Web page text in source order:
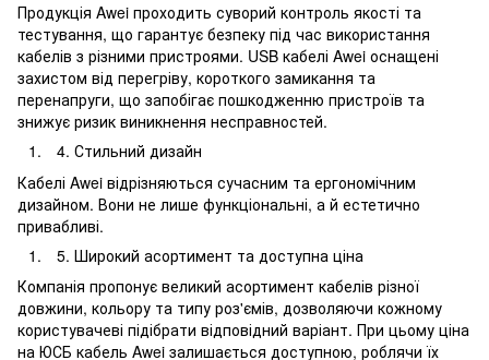
Продукція Awei проходить суворий контроль якості та
тестування, що гарантує безпеку під час використання
кабелів з різними пристроями. USB кабелі Awei оснащені
захистом від перегріву, короткого замикання та
перенапруги, що запобігає пошкодженню пристроїв та
знижує ризик виникнення несправностей.
Стильний дизайн
Кабелі Awei відрізняються сучасним та ергономічним
дизайном. Вони не лише функціональні, а й естетично
привабливі.
Широкий асортимент та доступна ціна
Компанія пропонує великий асортимент кабелів різної
довжини, кольору та типу роз'ємів, дозволяючи кожному
користувачеві підібрати відповідний варіант. При цьому ціна
на ЮСБ кабель Awei залишається доступною, роблячи їх